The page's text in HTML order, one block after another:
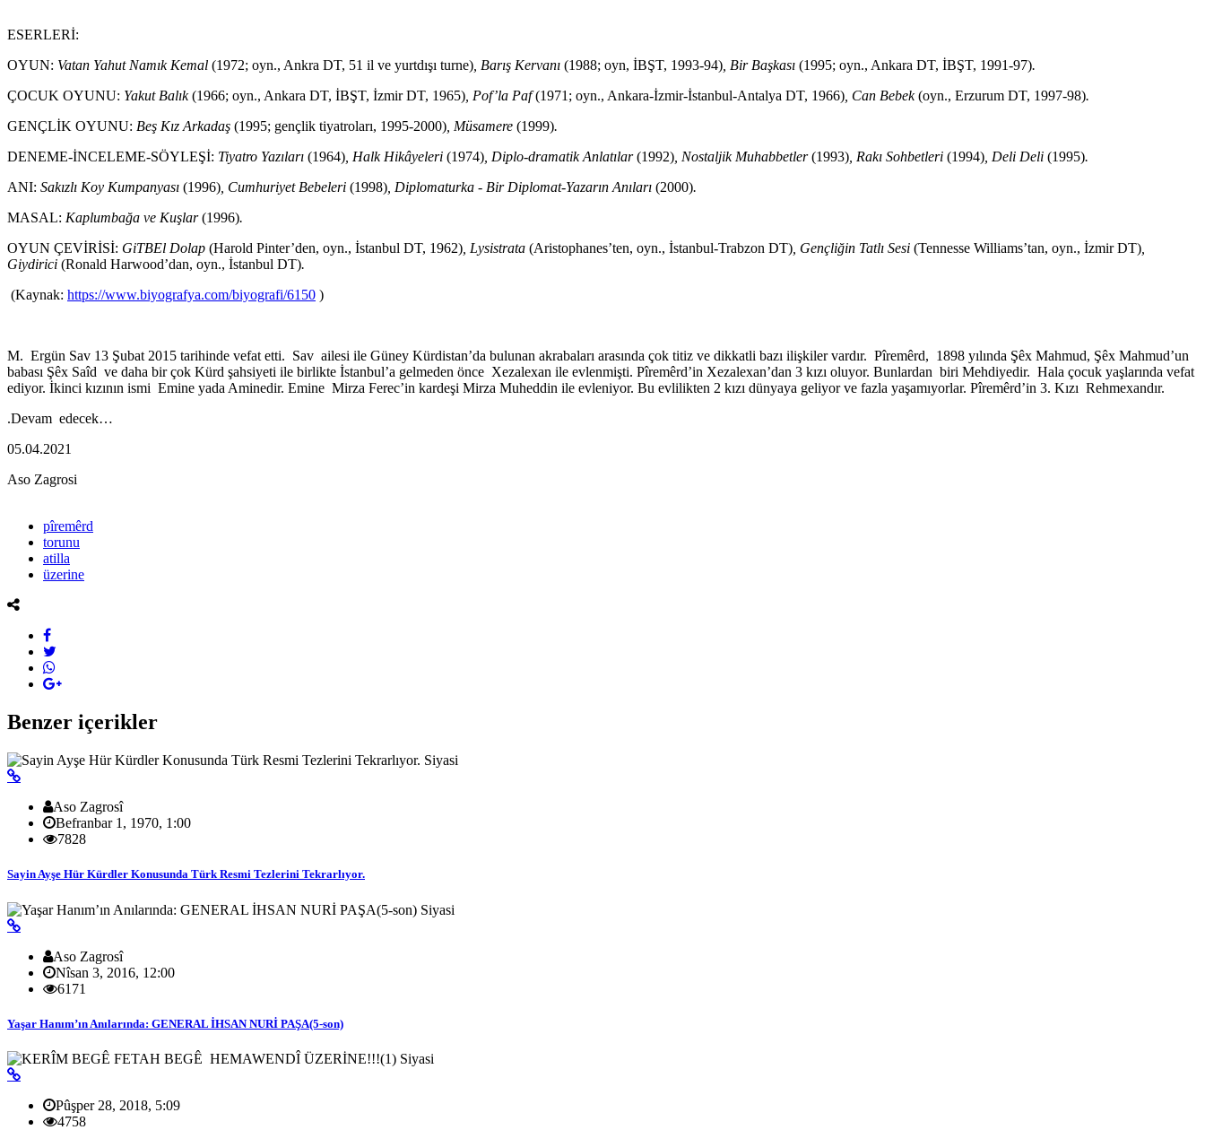
ESERLERİ:
OYUN: Vatan Yahut Namık Kemal (1972; oyn., Ankra DT, 51 il ve yurtdışı turne), Barış Kervanı (1988; oyn, İBŞT, 1993-94), Bir Başkası (1995; oyn., Ankara DT, İBŞT, 1991-97).
ÇOCUK OYUNU: Yakut Balık(1966; oyn., Ankara DT, İBŞT, İzmir DT, 1965), Pof’la Paf(1971; oyn., Ankara-İzmir-İstanbul-Antalya DT, 1966), Can Bebek(oyn., Erzurum DT, 1997-98).
GENÇLİK OYUNU: Beş Kız Arkadaş (1995; gençlik tiyatroları, 1995-2000), Müsamere (1999).
DENEME-İNCELEME-SÖYLEŞİ: Tiyatro Yazıları (1964), Halk Hikâyeleri (1974), Diplo-dramatik Anlatılar(1992), Nostaljik Muhabbetler(1993), Rakı Sohbetleri (1994), Deli Deli (1995).
ANI: Sakızlı Koy Kumpanyası (1996), Cumhuriyet Bebeleri (1998), Diplomaturka - Bir Diplomat-Yazarın Anıları (2000).
MASAL: Kaplumbağa ve Kuşlar(1996).
OYUN ÇEVİRİSİ: GiTBEl Dolap (Harold Pinter’den, oyn., İstanbul DT, 1962), Lysistrata (Aristophanes’ten, oyn., İstanbul-Trabzon DT), Gençliğin Tatlı Sesi (Tennesse Williams’tan, oyn., İzmir DT),
Giydirici (Ronald Harwood’dan, oyn., İstanbul DT).
(Kaynak: https://www.biyografya.com/biyografi/6150 )
M. Ergün Sav 13 Şubat 2015 tarihinde vefat etti. Sav ailesi ile Güney Kürdistan’da bulunan akrabaları arasında çok titiz ve dikkatli bazı ilişkiler vardır. Pîremêrd, 1898 yılında Şêx Mahmud, Şêx Mahmud’un
babası Şêx Saîd ve daha bir çok Kürd şahsiyeti ile birlikte İstanbul’a gelmeden önce Xezalexan ile evlenmişti. Pîremêrd’in Xezalexan’dan 3 kızı oluyor. Bunlardan biri Mehdiyedir. Hala çocuk yaşlarında vefat
ediyor. İkinci kızının ismi Emine yada Aminedir. Emine Mirza Ferec’in kardeşi Mirza Muheddin ile evleniyor. Bu evlilikten 2 kızı dünyaya geliyor ve fazla yaşamıyorlar. Pîremêrd’in 3. Kızı Rehmexandır.
.Devam edecek…
05.04.2021
Aso Zagrosi
pîremêrd
torunu
atilla
üzerine
Benzer içerikler
Siyasi
Aso Zagrosî
Befranbar 1, 1970, 1:00
7828
Sayin Ayşe Hür Kürdler Konusunda Türk Resmi Tezlerini Tekrarlıyor.
Siyasi
Aso Zagrosî
Nîsan 3, 2016, 12:00
6171
Yaşar Hanım’ın Anılarında: GENERAL İHSAN NURİ PAŞA(5-son)
Siyasi
Pûşper 28, 2018, 5:09
4758